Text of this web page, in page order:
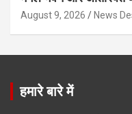
August 9, 2026 News
हमारे बारे में